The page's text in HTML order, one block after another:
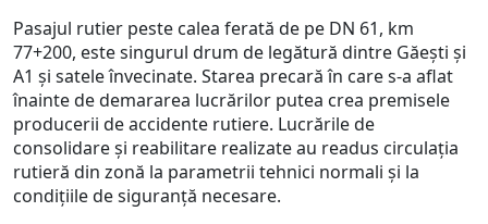
Pasajul rutier peste calea ferată de pe DN 61, km
77+200, este singurul drum de legătură dintre Găești și
A1 și satele învecinate. Starea precară în care s-a aflat
înainte de demararea lucrărilor putea crea premisele
producerii de accidente rutiere. Lucrările de
consolidare și reabilitare realizate au readus circulația
rutieră din zonă la parametrii tehnici normali și la
condițiile de siguranță necesare.